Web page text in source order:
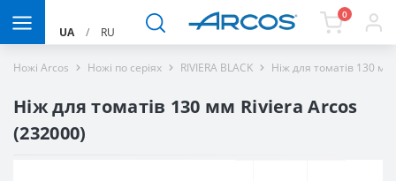
UA / RU
0
Ножі Arcos Ножі по серіях RIVIERA BLACK Ніж для томатів 130
Ніж для томатів 130 мм Riviera Arcos
(232000)